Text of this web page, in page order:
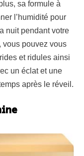
sa formule à
l’humidité pour
nuit pendant votre
vous pouvez vous
et ridules ainsi
un éclat et une
après le réveil.